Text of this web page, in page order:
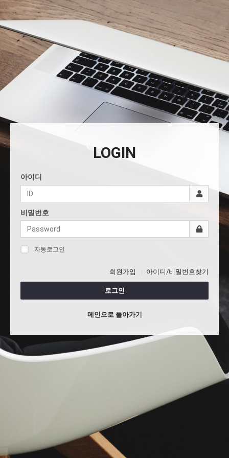
LOGIN
아이디
비밀번호
자동로그인
회원가입 아이디/비밀번호찾기
로그인
메인으로 돌아가기